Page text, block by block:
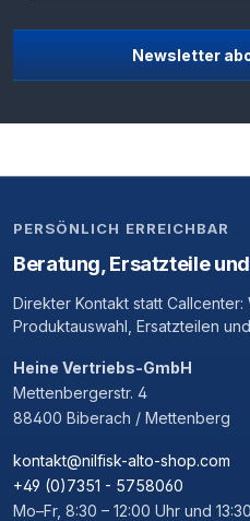
Newsletter
PERSÖNLICH ERREICHBAR
Beratung, Ersatzteile
Direkter Kontakt statt
Produktauswahl, Ersatzteilen
Heine Vertriebs-GmbH
Mettenbergerstr. 4
88400 Biberach / Mettenberg
kontakt@nilfisk-alto-shop.com
+49 (0)7351 - 5758060
Mo–Fr, 8:30 – 12:00 Uhr und